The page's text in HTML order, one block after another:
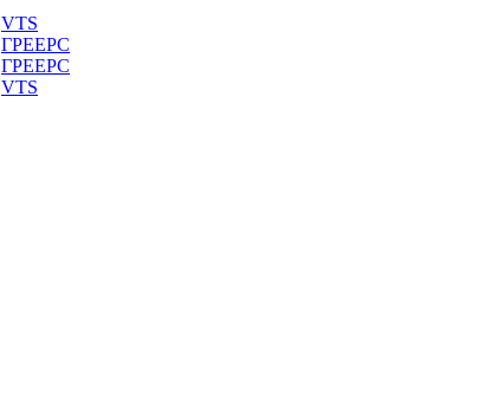
VTS
ГРЕЕРС
ГРЕЕРС
VTS